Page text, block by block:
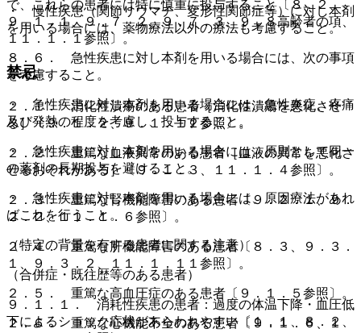
・ 慢性疾患（関節リウマチ、変形性関節症等）に対し本剤
を用いる場合には、薬物療法以外の療法も考慮すること。
８．６． 急性疾患に対し本剤を用いる場合には、次の事項
を考慮すること。
・ 急性疾患に対し本剤を用いる場合には、急性炎症、疼痛
及び発熱の程度を考慮し、投与すること。
・ 急性疾患に対し本剤を用いる場合には、原則として同一
の薬剤の長期投与を避けること。
・ 急性疾患に対し本剤を用いる場合には、原因療法があれ
ばこれを行うこと。
（特定の背景を有する患者に関する注意）
（合併症・既往歴等のある患者）
９．１．１． 消耗性疾患の患者：過度の体温下降・血圧低
下によるショック症状があらわれやすい〔１．１、８．２、
で、これらの患者には特に慎重に投与すること〔８．２、
９．１．１、９．７．２、９．７．３、９．８高齢者の項、
１１．１．１参照〕。
禁忌
２．１． 消化性潰瘍のある患者［消化性潰瘍を悪化させ
る］〔９．１．２、９．１．１２参照〕。
２．２． 重篤な血液異常のある患者［血液の異常を悪化さ
せるおそれがある］〔９．１．３、１１．１．４参照〕。
２．３． 重篤な腎機能障害のある患者〔９．２．１、９．
２．２、１１．１．６参照〕。
２．４． 重篤な肝機能障害のある患者〔８．３、９．３．
１、９．３．２、１１．１．１１参照〕。
２．５． 重篤な高血圧症のある患者〔９．１．５参照〕。
２．６． 重篤な心機能不全のある患者〔９．１．６、１